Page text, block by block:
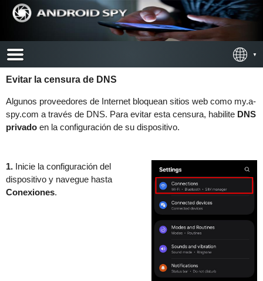
Evitar la censura de DNS
Algunos proveedores de Internet bloquean sitios web como my.a-
spy.com a través de DNS. Para evitar esta censura, habilite DNS
privado en la configuración de su dispositivo.
1. Inicie la configuración del
dispositivo y navegue hasta
Conexiones.